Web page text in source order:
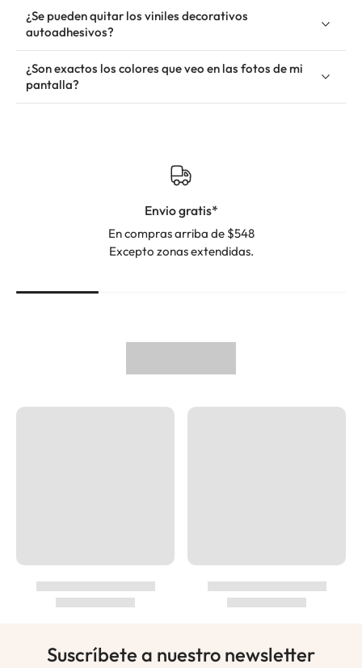
¿Se pueden quitar los viniles decorativos
autoadhesivos?
¿Son exactos los colores que veo en las fotos de mi
pantalla?
Envio gratis*
En compras arriba de $548
Excepto zonas extendidas.
Suscríbete a nuestro newsletter